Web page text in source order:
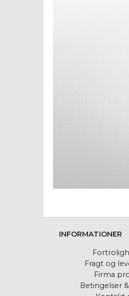
INFORMATIONER
Fragt og
Firma
Betingelser